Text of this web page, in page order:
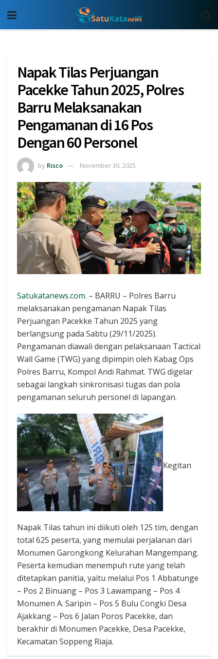
Napak Tilas Perjuangan
Pacekke Tahun 2025, Polres
Barru Melaksanakan
Pengamanan di 16 Pos
Dengan 60 Personel
by Risco November 30, 2025
Satukatanews.com. – BARRU – Polres Barru
melaksanakan pengamanan Napak Tilas
Perjuangan Pacekke Tahun 2025 yang
berlangsung pada Sabtu (29/11/2025).
Pengamanan diawali dengan pelaksanaan Tactical
Wall Game (TWG) yang dipimpin oleh Kabag Ops
Polres Barru, Kompol Andi Rahmat. TWG digelar
sebagai langkah sinkronisasi tugas dan pola
pengamanan seluruh personel di lapangan.
Kegitan
Napak Tilas tahun ini diikuti oleh 125 tim, dengan
total 625 peserta, yang memulai perjalanan dari
Monumen Garongkong Kelurahan Mangempang.
Peserta kemudian menempuh rute yang telah
ditetapkan panitia, yaitu melalui Pos 1 Abbatunge
– Pos 2 Binuang – Pos 3 Lawampang – Pos 4
Monumen A. Saripin – Pos 5 Bulu Congki Desa
Ajakkang – Pos 6 Jalan Poros Pacekke, dan
berakhir di Monumen Pacekke, Desa Pacekke,
Kecamatan Soppeng Riaja.